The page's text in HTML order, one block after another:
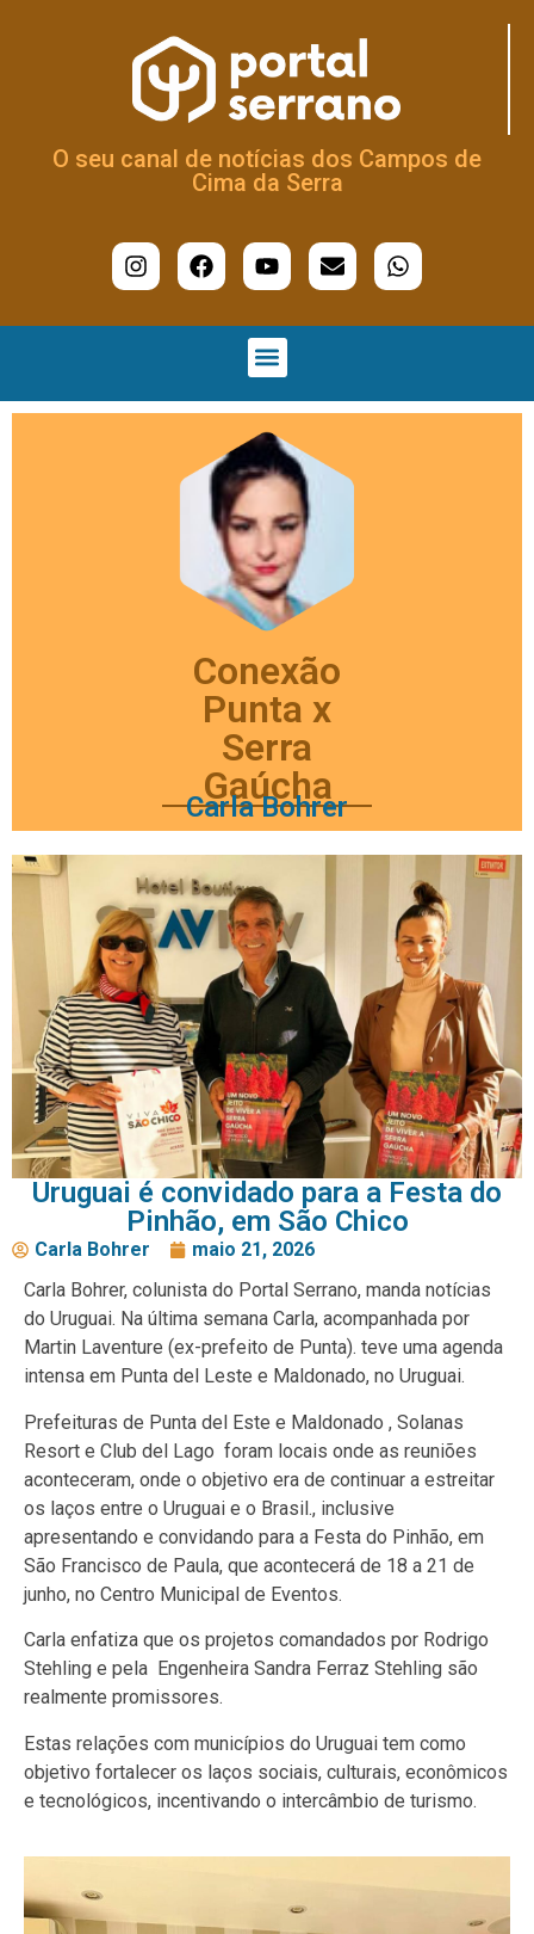
O seu canal de notícias dos Campos de
Cima da Serra
Conexão
Punta x
Serra
Gaúcha
Carla Bohrer
Uruguai é convidado para a Festa do
Pinhão, em São Chico
Carla Bohrer
maio 21, 2026
Carla Bohrer, colunista do Portal Serrano, manda notícias
do Uruguai. Na última semana Carla, acompanhada por
Martin Laventure (ex-prefeito de Punta). teve uma agenda
intensa em Punta del Leste e Maldonado, no Uruguai.
Prefeituras de Punta del Este e Maldonado , Solanas
Resort e Club del Lago foram locais onde as reuniões
aconteceram, onde o objetivo era de continuar a estreitar
os laços entre o Uruguai e o Brasil., inclusive
apresentando e convidando para a Festa do Pinhão, em
São Francisco de Paula, que acontecerá de 18 a 21 de
junho, no Centro Municipal de Eventos.
Carla enfatiza que os projetos comandados por Rodrigo
Stehling e pela Engenheira Sandra Ferraz Stehling são
realmente promissores.
Estas relações com municípios do Uruguai tem como
objetivo fortalecer os laços sociais, culturais, econômicos
e tecnológicos, incentivando o intercâmbio de turismo.